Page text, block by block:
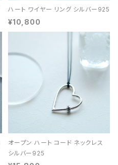
ハート ワイヤー リング シルバー925
¥10,800
オープン ハート コード ネックレス
シルバー925